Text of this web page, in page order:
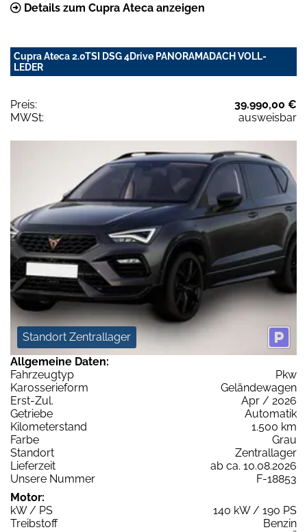
Details zum Cupra Ateca anzeigen
Cupra Ateca 2.0TSI DSG 4Drive PANORAMADACH VOLL-
LEDER
Preis:
39.990,00 €
MWSt:
ausweisbar
Standort Zentrallager
Allgemeine Daten:
Fahrzeugtyp
Pkw
Karosserieform
Geländewagen
Erst-Zul.
Apr / 2026
Getriebe
Automatik
Kilometerstand
1.500 km
Farbe
Grau
Standort
Zentrallager
Lieferzeit
ab ca. 10.08.2026
Unsere Nummer
F-18853
Motor:
kW / PS
140 kW / 190 PS
Treibstoff
Benzin